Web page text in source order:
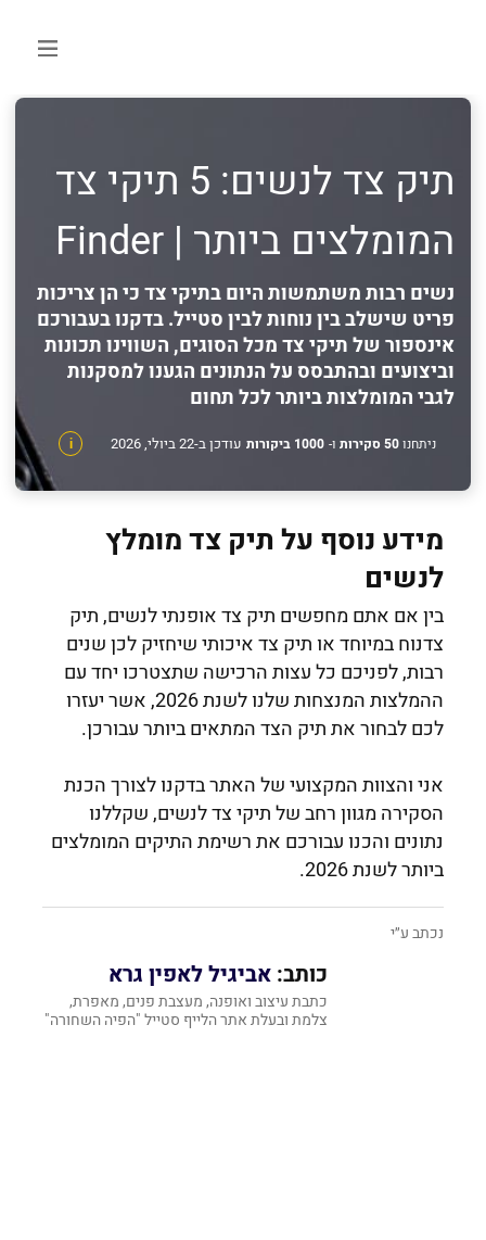
תיק צד לנשים: 5 תיקי צד
המומלצים ביותר | Finder
נשים רבות משתמשות היום בתיקי צד כי הן צריכות
פריט שישלב בין נוחות לבין סטייל. בדקנו בעבורכם
אינספור של תיקי צד מכל הסוגים, השווינו תכונות
וביצועים ובהתבסס על הנתונים הגענו למסקנות
לגבי המומלצות ביותר לכל תחום
ניתחנו50 סקירות ו- 1000 ביקורות i עודכן ב-22 ביולי, 2026
מידע נוסף על תיק צד מומלץ
לנשים
בין אם אתם מחפשים תיק צד אופנתי לנשים, תיק
צדנוח במיוחד או תיק צד איכותי שיחזיק לכן שנים
רבות, לפניכם כל עצות הרכישה שתצטרכו יחד עם
ההמלצות המנצחות שלנו לשנת 2026, אשר יעזרו
לכם לבחור את תיק הצד המתאים ביותר עבורכן.
אני והצוות המקצועי של האתר בדקנו לצורך הכנת
הסקירה מגוון רחב של תיקי צד לנשים, שקללנו
נתונים והכנו עבורכם את רשימת התיקים המומלצים
ביותר לשנת 2026.
נכתב ע״י
כותב: אביגיל לאפין גרא
כתבת עיצוב ואופנה, מעצבת פנים, מאפרת,
צלמת ובעלת אתר הלייף סטייל "הפיה השחורה"